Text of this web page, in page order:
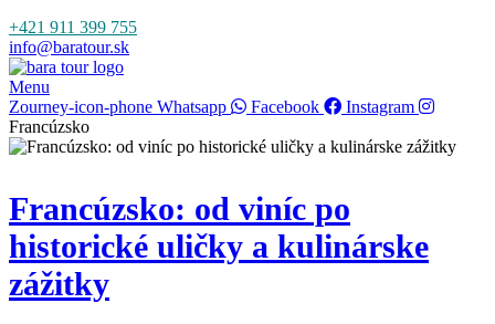
+421 911 399 755
info@baratour.sk
Menu
Zourney-icon-phone Whatsapp Facebook
Instagram
Francúzsko
Francúzsko: od viníc po
historické uličky a kulinárske
zážitky